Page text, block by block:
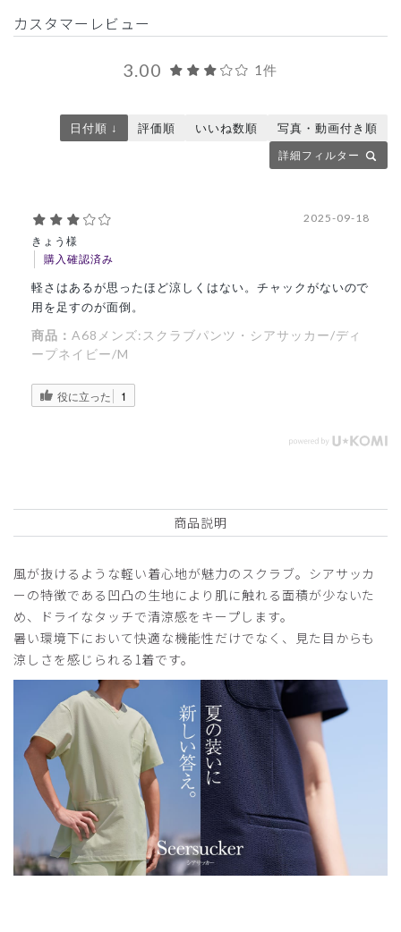
カスタマーレビュー
3.00 1件
詳細フィルター
日付順 ↓ 評価順 いいね数順 写真・動画付き順
きょう様
購入確認済み
2025-09-18
軽さはあるが思ったほど涼しくはない。チャックがないので
用を足すのが面倒。
商品： A68メンズ:スクラブパンツ・シアサッカー/ディ
ープネイビー/M
役に立った 1
商品説明
風が抜けるような軽い着心地が魅力のスクラブ。シアサッカ
ーの特徴である凹凸の生地により肌に触れる面積が少ないた
め、ドライなタッチで清涼感をキープします。
暑い環境下において快適な機能性だけでなく、見た目からも
涼しさを感じられる1着です。